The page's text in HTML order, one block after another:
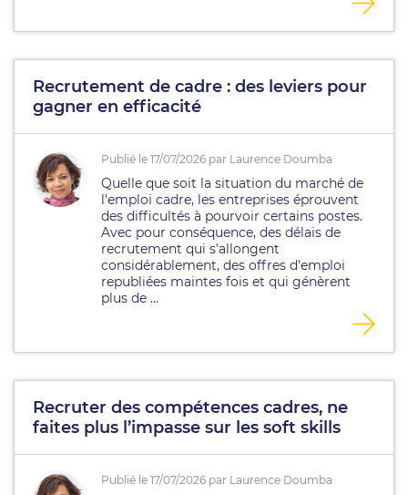
Recrutement de cadre : des leviers pour
gagner en efficacité
Publié le 17/07/2026 par Laurence Doumba
Quelle que soit la situation du marché de
l'emploi cadre, les entreprises éprouvent
des difficultés à pourvoir certains postes.
Avec pour conséquence, des délais de
recrutement qui s’allongent
considérablement, des offres d'emploi
republiées maintes fois et qui génèrent
plus de ...
Recruter des compétences cadres, ne
faites plus l’impasse sur les soft skills
Publié le 17/07/2026 par Laurence Doumba